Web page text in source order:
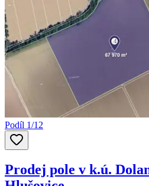
Podíl 1/12
Prodej pole v k.ú.